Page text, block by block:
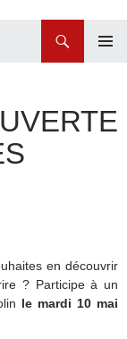
en découvrir
? Participe à un
le mardi 10 mai